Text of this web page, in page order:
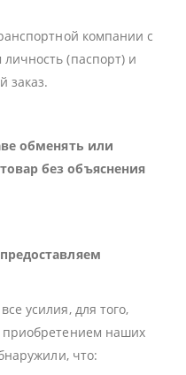
компании с
(паспорт) и
заказ.
обменять или
без объяснения
усилия, для того,
наших
что: